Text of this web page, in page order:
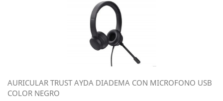
AURICULAR TRUST AYDA DIADEMA CON MICROFONO USB
COLOR NEGRO